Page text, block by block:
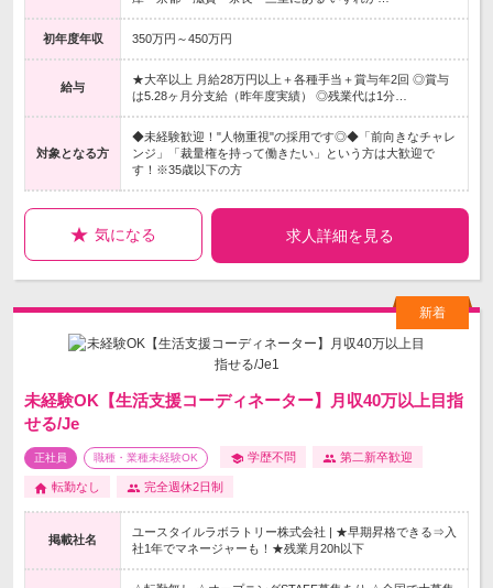
初年度年収 350万円～450万円
給与
★大卒以上 月給28万円以上＋各種手当＋賞与年2回 ◎賞与
は5.28ヶ月分支給（昨年度実績） ◎残業代は1分…
対象となる方
◆未経験歓迎！"人物重視"の採用です◎◆「前向きなチャレ
ンジ」「裁量権を持って働きたい」という方は大歓迎で
す！※35歳以下の方
気になる 求人詳細を見る
未経験OK【生活支援コーディネーター】月収40万以上目指
せる/Je
正社員 職種・業種未経験OK 学歴不問 第二新卒歓迎
転勤なし 完全週休2日制
掲載社名
ユースタイルラボラトリー株式会社 | ★早期昇格できる⇒入
社1年でマネージャーも！★残業月20h以下